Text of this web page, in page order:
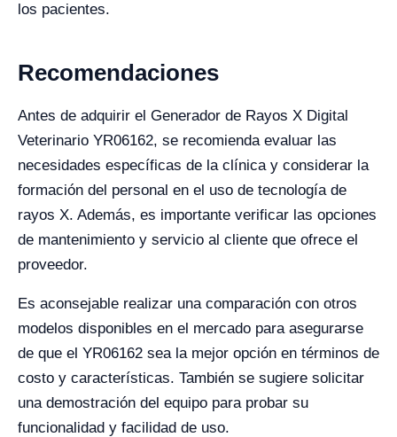
los pacientes.
Recomendaciones
Antes de adquirir el Generador de Rayos X Digital
Veterinario YR06162, se recomienda evaluar las
necesidades específicas de la clínica y considerar la
formación del personal en el uso de tecnología de
rayos X. Además, es importante verificar las opciones
de mantenimiento y servicio al cliente que ofrece el
proveedor.
Es aconsejable realizar una comparación con otros
modelos disponibles en el mercado para asegurarse
de que el YR06162 sea la mejor opción en términos de
costo y características. También se sugiere solicitar
una demostración del equipo para probar su
funcionalidad y facilidad de uso.